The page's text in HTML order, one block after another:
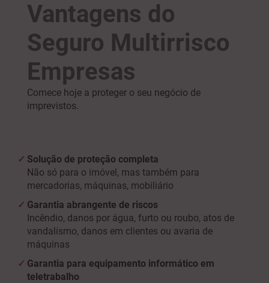
Vantagens do
Seguro Multirrisco
Empresas
Comece hoje a proteger o seu negócio de
imprevistos.
Solução de proteção completa
Não só para o imóvel, mas também para
mercadorias, máquinas, mobiliário
Garantia abrangente de riscos
Incêndio, danos por água, furto ou roubo, atos de
vandalismo, danos em clientes ou avaria de
máquinas
Garantia para equipamento informático em
teletrabalho